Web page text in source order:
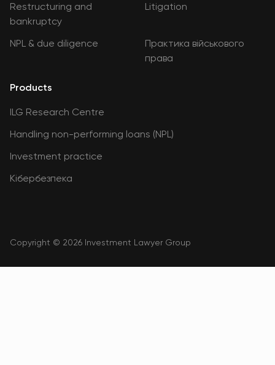
Restructuring and
bankruptcy
Litigation
NPL & due diligence
Практика військового
права
Products
ILG Research Centre
Handling non-performing loans (NPL)
Investment practice
Кібербезпека
Copyright © 2026 Investment Lawyer Group